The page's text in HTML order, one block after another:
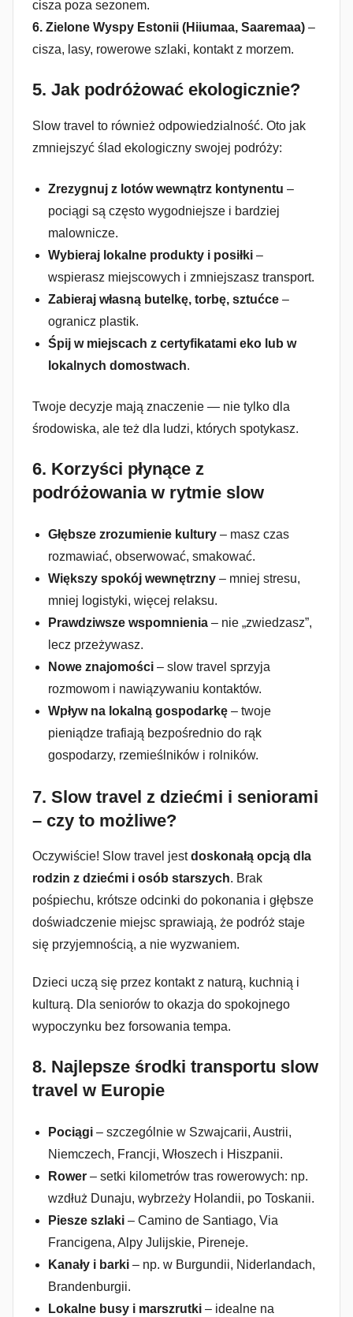
cisza poza sezonem.
6. Zielone Wyspy Estonii (Hiiumaa, Saaremaa) –
cisza, lasy, rowerowe szlaki, kontakt z morzem.
5. Jak podróżować ekologicznie?
Slow travel to również odpowiedzialność. Oto jak
zmniejszyć ślad ekologiczny swojej podróży:
Zrezygnuj z lotów wewnątrz kontynentu –
pociągi są często wygodniejsze i bardziej
malownicze.
Wybieraj lokalne produkty i posiłki –
wspierasz miejscowych i zmniejszasz transport.
Zabieraj własną butelkę, torbę, sztućce –
ogranicz plastik.
Śpij w miejscach z certyfikatami eko lub w
lokalnych domostwach.
Twoje decyzje mają znaczenie — nie tylko dla
środowiska, ale też dla ludzi, których spotykasz.
6. Korzyści płynące z
podróżowania w rytmie slow
Głębsze zrozumienie kultury – masz czas
rozmawiać, obserwować, smakować.
Większy spokój wewnętrzny – mniej stresu,
mniej logistyki, więcej relaksu.
Prawdziwsze wspomnienia – nie „zwiedzasz”,
lecz przeżywasz.
Nowe znajomości – slow travel sprzyja
rozmowom i nawiązywaniu kontaktów.
Wpływ na lokalną gospodarkę – twoje
pieniądze trafiają bezpośrednio do rąk
gospodarzy, rzemieślników i rolników.
7. Slow travel z dziećmi i seniorami
– czy to możliwe?
Oczywiście! Slow travel jestdoskonałą opcją dla
rodzin z dziećmi i osób starszych. Brak
pośpiechu, krótsze odcinki do pokonania i głębsze
doświadczenie miejsc sprawiają, że podróż staje
się przyjemnością, a nie wyzwaniem.
Dzieci uczą się przez kontakt z naturą, kuchnią i
kulturą. Dla seniorów to okazja do spokojnego
wypoczynku bez forsowania tempa.
8. Najlepsze środki transportu slow
travel w Europie
Pociągi – szczególnie w Szwajcarii, Austrii,
Niemczech, Francji, Włoszech i Hiszpanii.
Rower – setki kilometrów tras rowerowych: np.
wzdłuż Dunaju, wybrzeży Holandii, po Toskanii.
Piesze szlaki – Camino de Santiago, Via
Francigena, Alpy Julijskie, Pireneje.
Kanały i barki – np. w Burgundii, Niderlandach,
Brandenburgii.
Lokalne busy i marszrutki – idealne na